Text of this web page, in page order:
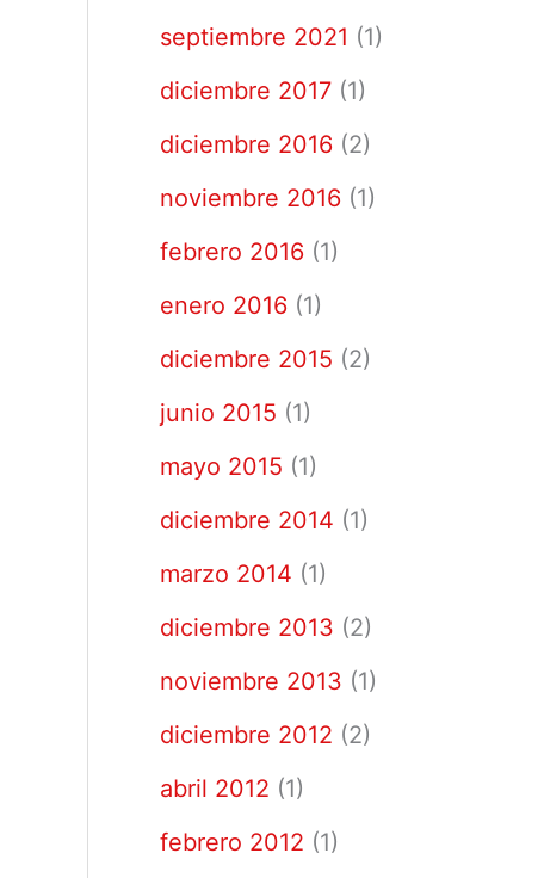
septiembre 2021 (1)
diciembre 2017 (1)
diciembre 2016 (2)
noviembre 2016 (1)
febrero 2016 (1)
enero 2016 (1)
diciembre 2015 (2)
junio 2015 (1)
mayo 2015 (1)
diciembre 2014 (1)
marzo 2014 (1)
diciembre 2013 (2)
noviembre 2013 (1)
diciembre 2012 (2)
abril 2012 (1)
febrero 2012 (1)